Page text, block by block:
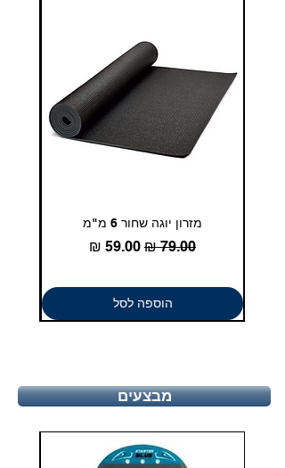
מזרון יוגה שחור 6 מ"מ
מחיר רגילמחיר מבצע
הוספה לסל
מבצעים